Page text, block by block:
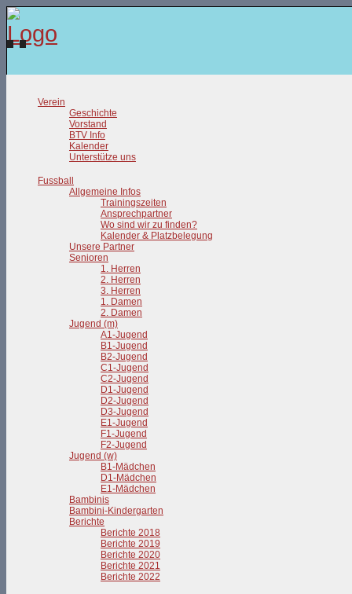
Verein
Geschichte
Vorstand
BTV Info
Kalender
Unterstütze uns
Fussball
Allgemeine Infos
Trainingszeiten
Ansprechpartner
Wo sind wir zu finden?
Kalender & Platzbelegung
Unsere Partner
Senioren
1. Herren
2. Herren
3. Herren
1. Damen
2. Damen
Jugend (m)
A1-Jugend
B1-Jugend
B2-Jugend
C1-Jugend
C2-Jugend
D1-Jugend
D2-Jugend
D3-Jugend
E1-Jugend
F1-Jugend
F2-Jugend
Jugend (w)
B1-Mädchen
D1-Mädchen
E1-Mädchen
Bambinis
Bambini-Kindergarten
Berichte
Berichte 2018
Berichte 2019
Berichte 2020
Berichte 2021
Berichte 2022